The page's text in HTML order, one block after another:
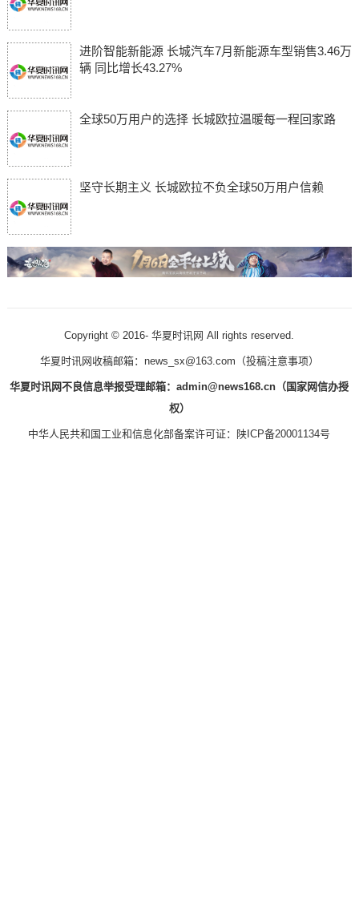
进阶智能新能源 长城汽车7月新能源车型销售3.46万
辆 同比增长43.27%
全球50万用户的选择 长城欧拉温暖每一程回家路
坚守长期主义 长城欧拉不负全球50万用户信赖
Copyright © 2016- 华夏时讯网 All rights reserved.
华夏时讯网收稿邮箱：news_sx@163.com（投稿注意事项）
华夏时讯网不良信息举报受理邮箱：admin@news168.cn（国家网信办授
权）
中华人民共和国工业和信息化部备案许可证： 陕ICP备20001134号